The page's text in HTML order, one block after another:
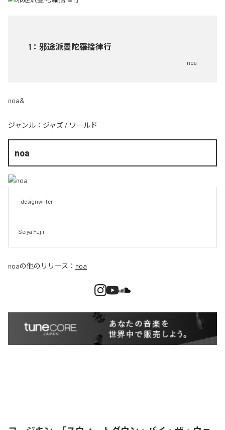
1 ： 邪途派曼陀羅捨律行
noa
noa&
ジャンル： ジャズ / ワールド
noa
-designwriter-
Seiya Fujii
noaの他のリリース： noa